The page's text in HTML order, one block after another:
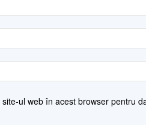
ul web în acest browser pentru